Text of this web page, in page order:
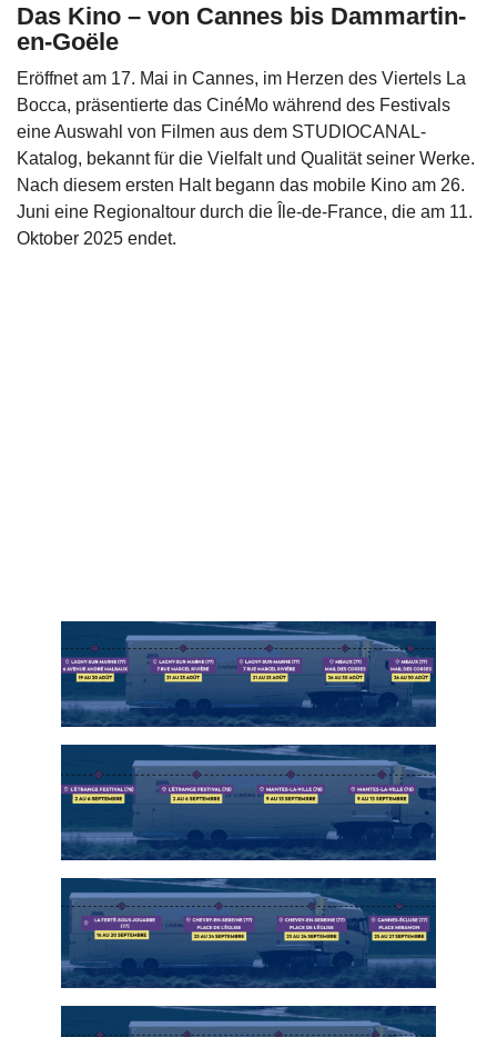
Das Kino – von Cannes bis Dammartin-
en-Goële
Eröffnet am 17. Mai in Cannes, im Herzen des Viertels La
Bocca, präsentierte das CinéMo während des Festivals
eine Auswahl von Filmen aus dem STUDIOCANAL-
Katalog, bekannt für die Vielfalt und Qualität seiner Werke.
Nach diesem ersten Halt begann das mobile Kino am 26.
Juni eine Regionaltour durch die Île-de-France, die am 11.
Oktober 2025 endet.